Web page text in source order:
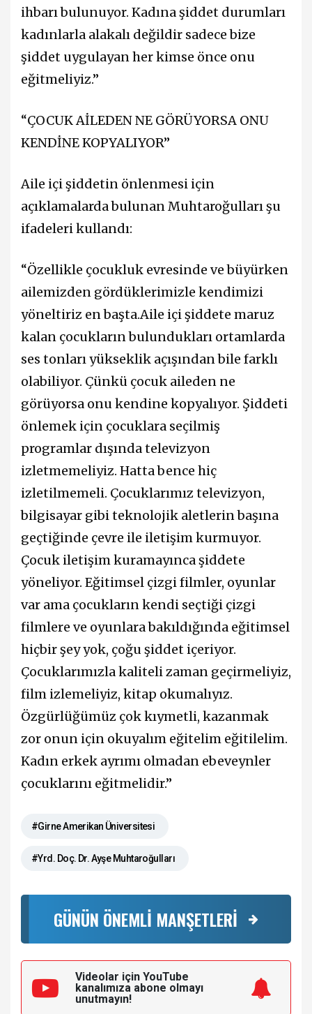
ihbarı bulunuyor. Kadına şiddet durumları
kadınlarla alakalı değildir sadece bize
şiddet uygulayan her kimse önce onu
eğitmeliyiz.”
“ÇOCUK AİLEDEN NE GÖRÜYORSA ONU
KENDİNE KOPYALIYOR”
Aile içi şiddetin önlenmesi için
açıklamalarda bulunan Muhtaroğulları şu
ifadeleri kullandı:
“Özellikle çocukluk evresinde ve büyürken
ailemizden gördüklerimizle kendimizi
yöneltiriz en başta.Aile içi şiddete maruz
kalan çocukların bulundukları ortamlarda
ses tonları yükseklik açışından bile farklı
olabiliyor. Çünkü çocuk aileden ne
görüyorsa onu kendine kopyalıyor. Şiddeti
önlemek için çocuklara seçilmiş
programlar dışında televizyon
izletmemeliyiz. Hatta bence hiç
izletilmemeli. Çocuklarımız televizyon,
bilgisayar gibi teknolojik aletlerin başına
geçtiğinde çevre ile iletişim kurmuyor.
Çocuk iletişim kuramayınca şiddete
yöneliyor. Eğitimsel çizgi filmler, oyunlar
var ama çocukların kendi seçtiği çizgi
filmlere ve oyunlara bakıldığında eğitimsel
hiçbir şey yok, çoğu şiddet içeriyor.
Çocuklarımızla kaliteli zaman geçirmeliyiz,
film izlemeliyiz, kitap okumalıyız.
Özgürlüğümüz çok kıymetli, kazanmak
zor onun için okuyalım eğitelim eğitilelim.
Kadın erkek ayrımı olmadan ebeveynler
çocuklarını eğitmelidir.”
#Girne Amerikan Üniversitesi
#Yrd. Doç. Dr. Ayşe Muhtaroğulları
GÜNÜN ÖNEMLİ MANŞETLERİ
Videolar için YouTube
kanalımıza abone olmayı
unutmayın!